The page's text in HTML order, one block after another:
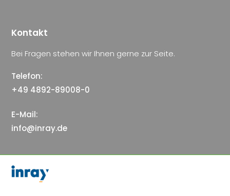
Kontakt
Bei Fragen stehen wir Ihnen gerne zur Seite.
Telefon:
+49 4892-89008-0
E-Mail:
info@inray.de